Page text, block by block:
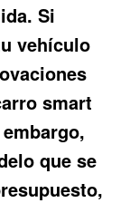
Si
vehículo
smart
que se